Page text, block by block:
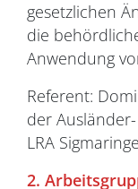
gesetzlichen
die
Anwendung
Referent:
der
LRA
2.